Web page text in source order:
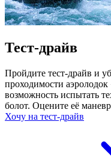
Тест-драйв
Пройдите тест-драйв и
проходимости
возможность испытать
болот. Оцените её
Хочу на тест-драйв